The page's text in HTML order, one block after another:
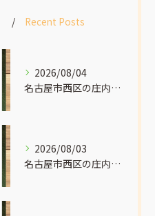
Recent Posts
2026/08/04
名古屋市西区の庄内通でオレンジ色の看板が目印のおべんとうオリ...
2026/08/03
名古屋市西区の庄内通でオレンジ色の看板が目印のおべんとうオリ...